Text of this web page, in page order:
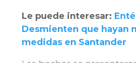
Le puede interesar:
Desmienten que hayan
medidas en Santander